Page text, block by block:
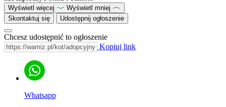
Wyświetl więcej
Wyświetl mniej
Skontaktuj się
Udostępnij ogłoszenie
Chcesz udostępnić to ogłoszenie
Kopiuj link
Whatsapp